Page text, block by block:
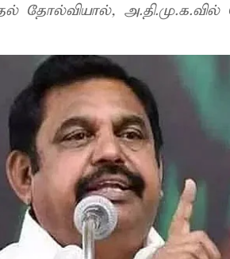
தோல்வியால், அ.தி.மு.க.வில்